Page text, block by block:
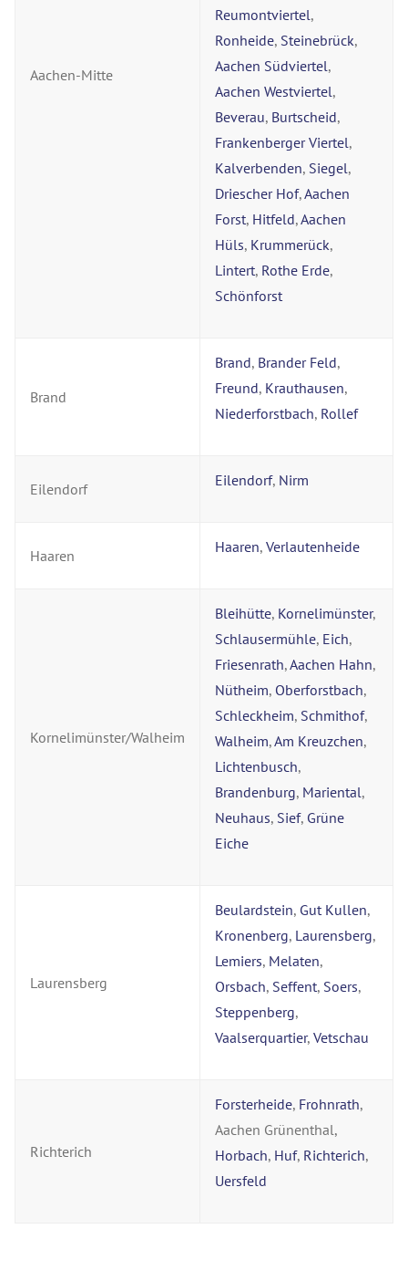
Aachen-Mitte
Reumontviertel,
Ronheide, Steinebrück,
Aachen Südviertel,
Aachen Westviertel,
Beverau, Burtscheid,
Frankenberger Viertel,
Kalverbenden, Siegel,
Driescher Hof,Aachen
Forst, Hitfeld,Aachen
Hüls, Krummerück,
Lintert, Rothe Erde,
Schönforst
Brand
Brand, Brander Feld,
Freund, Krauthausen,
Niederforstbach, Rollef
Eilendorf Eilendorf, Nirm
Haaren Haaren, Verlautenheide
Kornelimünster/Walheim
Bleihütte, Kornelimünster,
Schlausermühle, Eich,
Friesenrath,Aachen Hahn,
Nütheim, Oberforstbach,
Schleckheim, Schmithof,
Walheim,Am Kreuzchen,
Lichtenbusch,
Brandenburg, Mariental,
Neuhaus, Sief, Grüne
Eiche
Laurensberg
Beulardstein, Gut Kullen,
Kronenberg, Laurensberg,
Lemiers, Melaten,
Orsbach, Seffent, Soers,
Steppenberg,
Vaalserquartier, Vetschau
Richterich
Forsterheide, Frohnrath,
Aachen Grünenthal,
Horbach, Huf, Richterich,
Uersfeld